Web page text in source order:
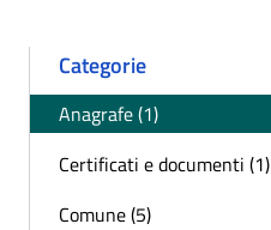
Categorie
Anagrafe (1)
Certificati e documenti (1)
Comune (5)